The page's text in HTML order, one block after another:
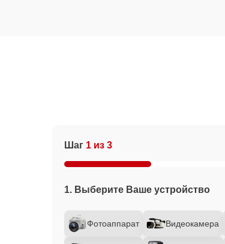
Шаг 1 из 3
1. Выберите Ваше устройство
Фотоаппарат Видеокамера